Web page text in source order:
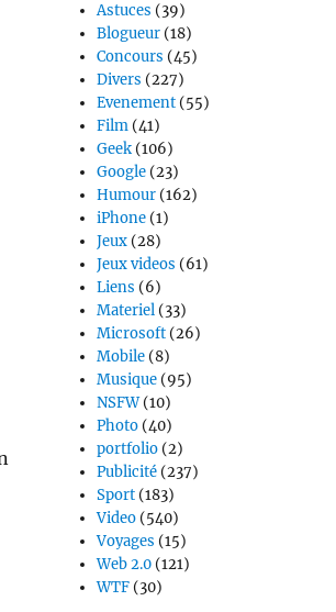
Astuces (39)
Blogueur (18)
Concours (45)
Divers (227)
Evenement (55)
Film (41)
Geek (106)
Google (23)
Humour (162)
iPhone (1)
Jeux (28)
Jeux videos (61)
Liens (6)
Materiel (33)
Microsoft (26)
Mobile (8)
Musique (95)
NSFW(10)
Photo (40)
portfolio (2)
Publicité (237)
Sport (183)
Video (540)
Voyages (15)
Web 2.0 (121)
WTF (30)